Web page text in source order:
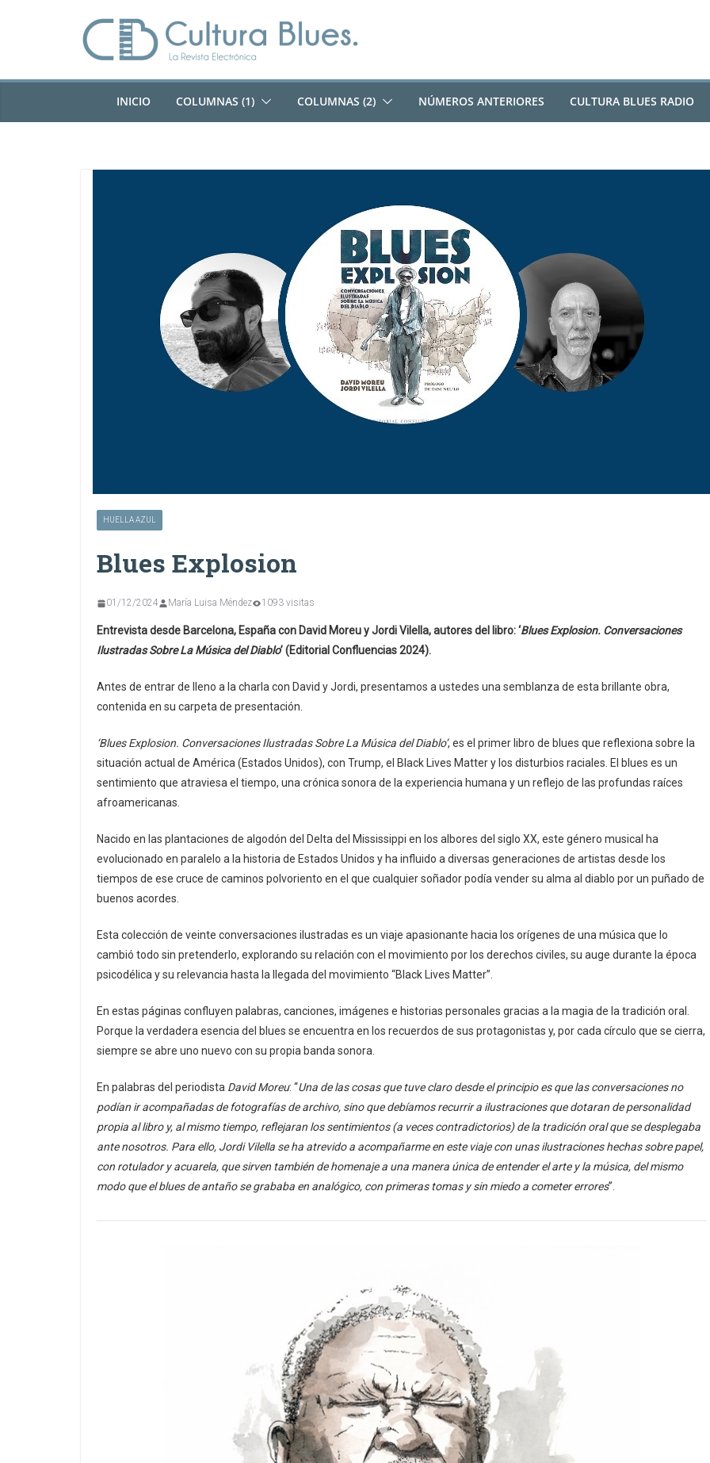
INICIO COLUMNAS (1) COLUMNAS (2) NÚMEROS ANTERIORES CULTURA BLUES RADIO
HUELLA AZUL
Blues Explosion
01/12/2024 María Luisa Méndez 1093 visitas
Entrevista desde Barcelona, España con David Moreu y Jordi Vilella, autores del libro: ‘Blues Explosion. Conversaciones
Ilustradas Sobre La Música del Diablo’ (Editorial Confluencias 2024).
Antes de entrar de lleno a la charla con David y Jordi, presentamos a ustedes una semblanza de esta brillante obra,
contenida en su carpeta de presentación.
‘Blues Explosion. Conversaciones Ilustradas Sobre La Música del Diablo’, es el primer libro de blues que reflexiona sobre la
situación actual de América (Estados Unidos), con Trump, el Black Lives Matter y los disturbios raciales. El blues es un
sentimiento que atraviesa el tiempo, una crónica sonora de la experiencia humana y un reflejo de las profundas raíces
afroamericanas.
Nacido en las plantaciones de algodón del Delta del Mississippi en los albores del siglo XX, este género musical ha
evolucionado en paralelo a la historia de Estados Unidos y ha influido a diversas generaciones de artistas desde los
tiempos de ese cruce de caminos polvoriento en el que cualquier soñador podía vender su alma al diablo por un puñado de
buenos acordes.
Esta colección de veinte conversaciones ilustradas es un viaje apasionante hacia los orígenes de una música que lo
cambió todo sin pretenderlo, explorando su relación con el movimiento por los derechos civiles, su auge durante la época
psicodélica y su relevancia hasta la llegada del movimiento “Black Lives Matter”.
En estas páginas confluyen palabras, canciones, imágenes e historias personales gracias a la magia de la tradición oral.
Porque la verdadera esencia del blues se encuentra en los recuerdos de sus protagonistas y, por cada círculo que se cierra,
siempre se abre uno nuevo con su propia banda sonora.
En palabras del periodista David Moreu: “Una de las cosas que tuve claro desde el principio es que las conversaciones no
podían ir acompañadas de fotografías de archivo, sino que debíamos recurrir a ilustraciones que dotaran de personalidad
propia al libro y, al mismo tiempo, reflejaran los sentimientos (a veces contradictorios) de la tradición oral que se desplegaba
ante nosotros. Para ello, Jordi Vilella se ha atrevido a acompañarme en este viaje con unas ilustraciones hechas sobre papel,
con rotulador y acuarela, que sirven también de homenaje a una manera única de entender el arte y la música, del mismo
modo que el blues de antaño se grababa en analógico, con primeras tomas y sin miedo a cometer errores”.